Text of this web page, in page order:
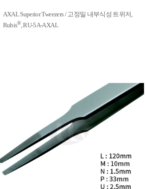
AXAL Superior Tweezers / 고정밀 내부식성 트위저,
Rubis®, RU-5A-AXAL